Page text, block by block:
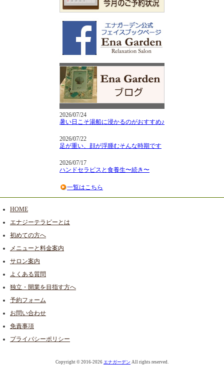
2026/07/24
暑い日こそ湯船に浸かるのがおすすめ♪
2026/07/22
足が重い、顔が浮腫むそんな時期です
2026/07/17
ハンドセラピスと食養生〜続き〜
一覧はこちら
HOME
エナジーテラピーとは
初めての方へ
メニューと料金案内
サロン案内
よくある質問
独立・開業を目指す方へ
予約フォーム
お問い合わせ
免責事項
プライバシーポリシー
Copyright © 2016-2026 エナガーデン All rights reserved.